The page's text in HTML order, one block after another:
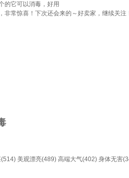
的它可以消毒，好用
常惊喜！下次还会来的～好卖家，继续关注
(514) 美观漂亮(489) 高端大气(402) 身体无害